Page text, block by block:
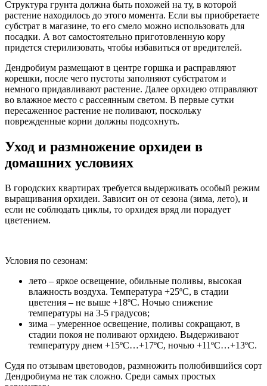
Структура грунта должна быть похожей на ту, в которой
растение находилось до этого момента. Если вы приобретаете
субстрат в магазине, то его смело можно использовать для
посадки. А вот самостоятельно приготовленную кору
придется стерилизовать, чтобы избавиться от вредителей.
Дендробиум размещают в центре горшка и расправляют
корешки, после чего пустоты заполняют субстратом и
немного придавливают растение. Далее орхидею отправляют
во влажное место с рассеянным светом. В первые сутки
пересаженное растение не поливают, поскольку
поврежденные корни должны подсохнуть.
Уход и размножение орхидеи в
домашних условиях
В городских квартирах требуется выдерживать особый режим
выращивания орхидеи. Зависит он от сезона (зима, лето), и
если не соблюдать циклы, то орхидея вряд ли порадует
цветением.
Условия по сезонам:
лето – яркое освещение, обильные поливы, высокая
влажность воздуха. Температура +25ºC, в стадии
цветения – не выше +18ºC. Ночью снижение
температуры на 3-5 градусов;
зима – умеренное освещение, поливы сокращают, в
стадии покоя не поливают орхидею. Выдерживают
температуру днем +15ºC…+17ºC, ночью +11ºC…+13ºC.
Судя по отзывам цветоводов, размножить полюбившийся сорт
Дендробиума не так сложно. Среди самых простых